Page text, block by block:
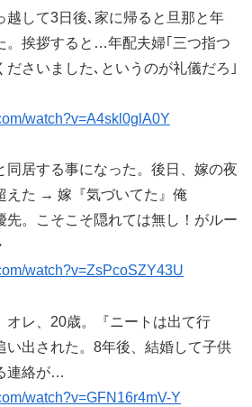
越して3日後､家に帰ると旦那と年
。挨拶すると…年配夫婦｢三つ指つ
ださいました､というのが礼儀だろ｣
watch?v=A4skl0glA0Y
同居する事になった。後日、嫁の夜
えた → 嫁『気づいてた』俺
先。こそこそ隠れては無し！がルー
watch?v=ZsPcoSZY43U
オレ、20歳。『ニートは出て行
い出された。8年後、結婚して子供
連絡が…
watch?v=GFN16r4mV-Y